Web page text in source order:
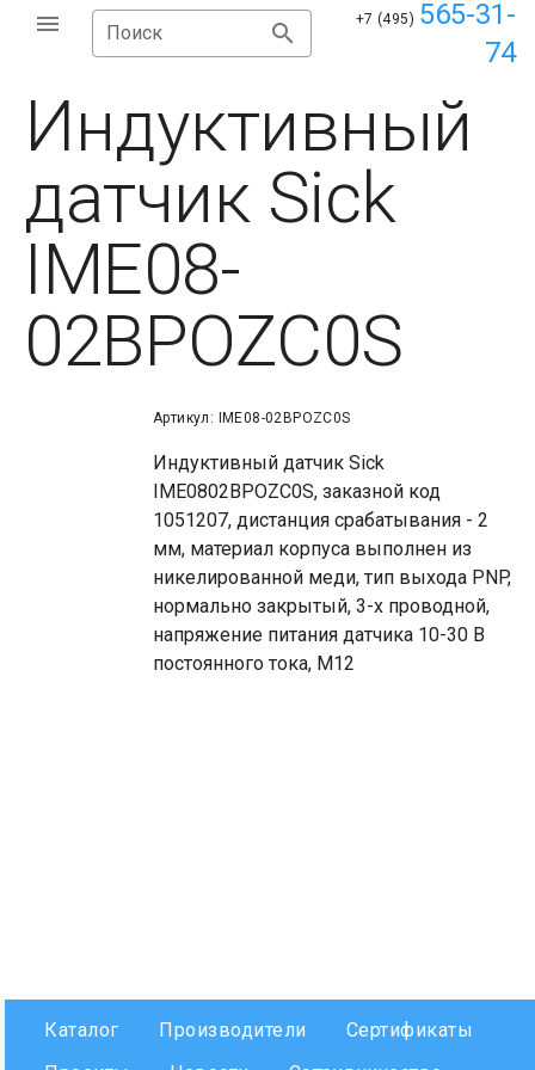
Поиск
+7 (495) 565-31-
74
Индуктивный
датчик Sick
IME08-
02BPOZC0S
Артикул: IME08-02BPOZC0S
Индуктивный датчик Sick
IME0802BPOZC0S, заказной код
1051207, дистанция срабатывания - 2
мм, материал корпуса выполнен из
никелированной меди, тип выхода PNP,
нормально закрытый, 3-х проводной,
напряжение питания датчика 10-30 В
постоянного тока, М12
Каталог Производители
Сертификаты